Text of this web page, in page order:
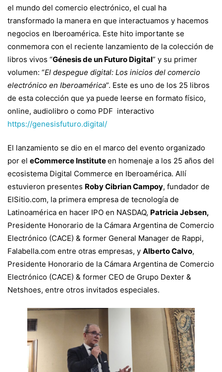
un
homenaje
a
los
25
años
del
ecosistema
Digital
Commerce
en
el mundo del comercio electrónico, el cual ha
transformado la manera en que interactuamos y hacemos
negocios en Iberoamérica. Este hito importante se
conmemora con el reciente lanzamiento de la colección de
libros vivos “Génesis de un Futuro Digital” y su primer
volumen: “El despegue digital: Los inicios del comercio
electrónico en Iberoamérica”. Este es uno de los 25 libros
de esta colección que ya puede leerse en formato físico,
online, audiolibro o como PDF interactivo
https://genesisfuturo.digital/
El lanzamiento se dio en el marco del evento organizado
por el eCommerce Instituteen homenaje a los 25 años del
ecosistema Digital Commerce en Iberoamérica. Allí
estuvieron presentes Roby Cibrian Campoy, fundador de
ElSitio.com, la primera empresa de tecnología de
Latinoamérica en hacer IPO en NASDAQ, Patricia Jebsen,
Presidente Honorario de la Cámara Argentina de Comercio
Electrónico (CACE) & former General Manager de Rappi,
Falabella.com entre otras empresas, y Alberto Calvo,
Presidente Honorario de la Cámara Argentina de Comercio
Electrónico (CACE) & former CEO de Grupo Dexter &
Netshoes, entre otros invitados especiales.